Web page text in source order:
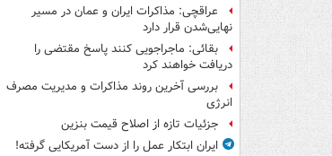
عراقچی: مذاکرات ایران و عمان در مسیر
نهایی‌شدن قرار دارد
بقائی: ماجراجویی کنند پاسخ مقتضی را
دریافت خواهند کرد
بررسی آخرین روند مذاکرات و مدیریت مصرف
انرژی
جزئیات تازه از اصلاح قیمت بنزین
ایران ابتکار عمل را از دست آمریکایی‌ گرفته!